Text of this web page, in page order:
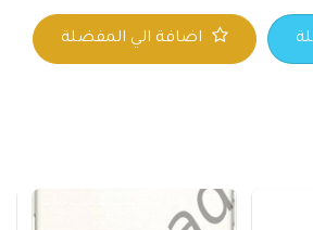
اضافة الي المفضلة